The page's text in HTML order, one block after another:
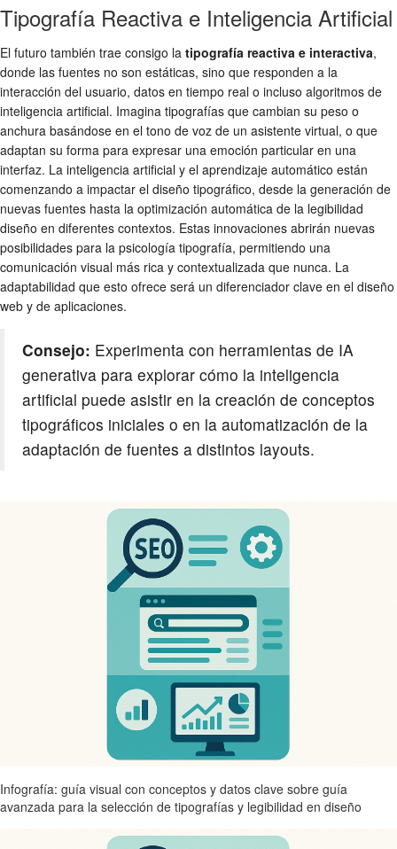
Tipografía Reactiva e Inteligencia Artificial
El futuro también trae consigo la tipografía reactiva e interactiva,
donde las fuentes no son estáticas, sino que responden a la
interacción del usuario, datos en tiempo real o incluso algoritmos de
inteligencia artificial. Imagina tipografías que cambian su peso o
anchura basándose en el tono de voz de un asistente virtual, o que
adaptan su forma para expresar una emoción particular en una
interfaz. La inteligencia artificial y el aprendizaje automático están
comenzando a impactar el diseño tipográfico, desde la generación de
nuevas fuentes hasta la optimización automática de la legibilidad
diseño en diferentes contextos. Estas innovaciones abrirán nuevas
posibilidades para la psicología tipografía, permitiendo una
comunicación visual más rica y contextualizada que nunca. La
adaptabilidad que esto ofrece será un diferenciador clave en el diseño
web y de aplicaciones.
Consejo: Experimenta con herramientas de IA
generativa para explorar cómo la inteligencia
artificial puede asistir en la creación de conceptos
tipográficos iniciales o en la automatización de la
adaptación de fuentes a distintos layouts.
Infografía: guía visual con conceptos y datos clave sobre guía
avanzada para la selección de tipografías y legibilidad en diseño